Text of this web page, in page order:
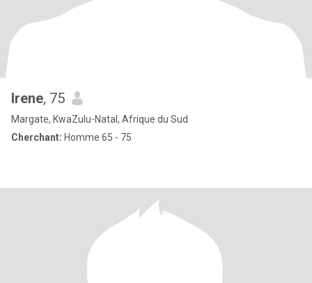
Irene, 75
Margate, KwaZulu-Natal, Afrique du Sud
Cherchant: Homme 65 - 75